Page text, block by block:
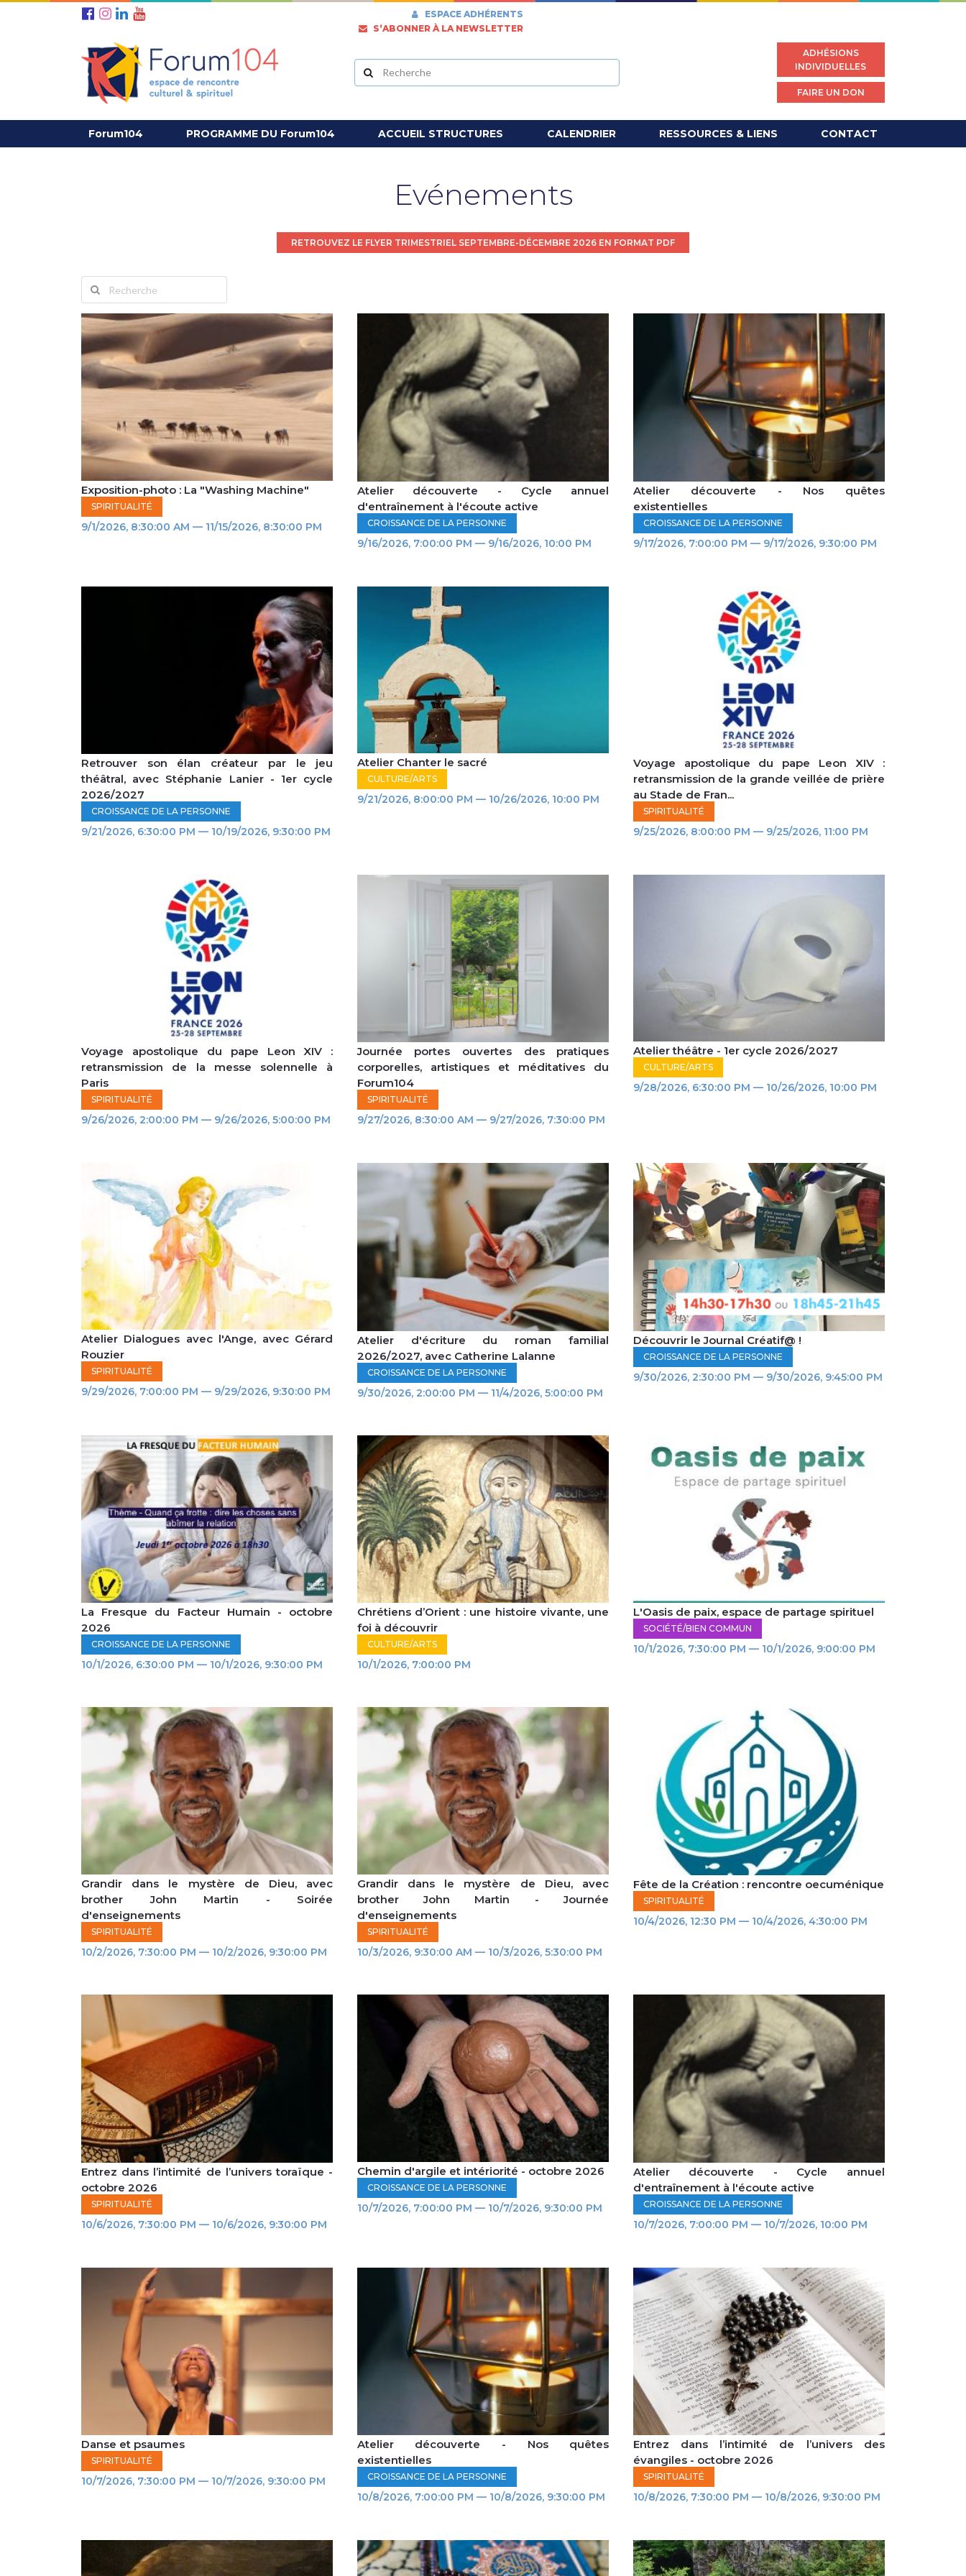
ESPACE ADHÉRENTS
S’ABONNER À LA NEWSLETTER
ADHÉSIONS
INDIVIDUELLES
FAIRE UN DON
Forum104 PROGRAMME DU Forum104 ACCUEIL STRUCTURES CALENDRIER RESSOURCES & LIENS CONTACT
Evénements
RETROUVEZ LE FLYER TRIMESTRIEL SEPTEMBRE-DÉCEMBRE 2026 EN FORMAT PDF
Exposition-photo : La "Washing Machine"
SPIRITUALITÉ
9/1/2026, 8:30:00 AM — 11/15/2026, 8:30:00 PM
Atelier découverte - Cycle annuel
d'entraînement à l'écoute active
CROISSANCE DE LA PERSONNE
9/16/2026, 7:00:00 PM — 9/16/2026, 10:00 PM
Atelier découverte - Nos quêtes
existentielles
CROISSANCE DE LA PERSONNE
9/17/2026, 7:00:00 PM — 9/17/2026, 9:30:00 PM
Retrouver son élan créateur par le jeu
théâtral, avec Stéphanie Lanier - 1er cycle
2026/2027
CROISSANCE DE LA PERSONNE
9/21/2026, 6:30:00 PM — 10/19/2026, 9:30:00 PM
Atelier Chanter le sacré
CULTURE/ARTS
9/21/2026, 8:00:00 PM — 10/26/2026, 10:00 PM
Voyage apostolique du pape Leon XIV :
retransmission de la grande veillée de prière
au Stade de Fran...
SPIRITUALITÉ
9/25/2026, 8:00:00 PM — 9/25/2026, 11:00 PM
Voyage apostolique du pape Leon XIV :
retransmission de la messe solennelle à
Paris
SPIRITUALITÉ
9/26/2026, 2:00:00 PM — 9/26/2026, 5:00:00 PM
Journée portes ouvertes des pratiques
corporelles, artistiques et méditatives du
Forum104
SPIRITUALITÉ
9/27/2026, 8:30:00 AM — 9/27/2026, 7:30:00 PM
Atelier théâtre - 1er cycle 2026/2027
CULTURE/ARTS
9/28/2026, 6:30:00 PM — 10/26/2026, 10:00 PM
Atelier Dialogues avec l'Ange, avec Gérard
Rouzier
SPIRITUALITÉ
9/29/2026, 7:00:00 PM — 9/29/2026, 9:30:00 PM
Atelier d'écriture du roman familial
2026/2027, avec Catherine Lalanne
CROISSANCE DE LA PERSONNE
9/30/2026, 2:00:00 PM — 11/4/2026, 5:00:00 PM
Découvrir le Journal Créatif@ !
CROISSANCE DE LA PERSONNE
9/30/2026, 2:30:00 PM — 9/30/2026, 9:45:00 PM
La Fresque du Facteur Humain - octobre
2026
CROISSANCE DE LA PERSONNE
10/1/2026, 6:30:00 PM — 10/1/2026, 9:30:00 PM
Chrétiens d’Orient : une histoire vivante, une
foi à découvrir
CULTURE/ARTS
10/1/2026, 7:00:00 PM
L'Oasis de paix, espace de partage spirituel
SOCIÉTÉ/BIEN COMMUN
10/1/2026, 7:30:00 PM — 10/1/2026, 9:00:00 PM
Grandir dans le mystère de Dieu, avec
brother John Martin - Soirée
d'enseignements
SPIRITUALITÉ
10/2/2026, 7:30:00 PM — 10/2/2026, 9:30:00 PM
Grandir dans le mystère de Dieu, avec
brother John Martin - Journée
d'enseignements
SPIRITUALITÉ
10/3/2026, 9:30:00 AM — 10/3/2026, 5:30:00 PM
Fête de la Création : rencontre oecuménique
SPIRITUALITÉ
10/4/2026, 12:30 PM — 10/4/2026, 4:30:00 PM
Entrez dans l’intimité de l’univers toraïque -
octobre 2026
SPIRITUALITÉ
10/6/2026, 7:30:00 PM — 10/6/2026, 9:30:00 PM
Chemin d'argile et intériorité - octobre 2026
CROISSANCE DE LA PERSONNE
10/7/2026, 7:00:00 PM — 10/7/2026, 9:30:00 PM
Atelier découverte - Cycle annuel
d'entraînement à l'écoute active
CROISSANCE DE LA PERSONNE
10/7/2026, 7:00:00 PM — 10/7/2026, 10:00 PM
Danse et psaumes
SPIRITUALITÉ
10/7/2026, 7:30:00 PM — 10/7/2026, 9:30:00 PM
Atelier découverte - Nos quêtes
existentielles
CROISSANCE DE LA PERSONNE
10/8/2026, 7:00:00 PM — 10/8/2026, 9:30:00 PM
Entrez dans l’intimité de l’univers des
évangiles - octobre 2026
SPIRITUALITÉ
10/8/2026, 7:30:00 PM — 10/8/2026, 9:30:00 PM